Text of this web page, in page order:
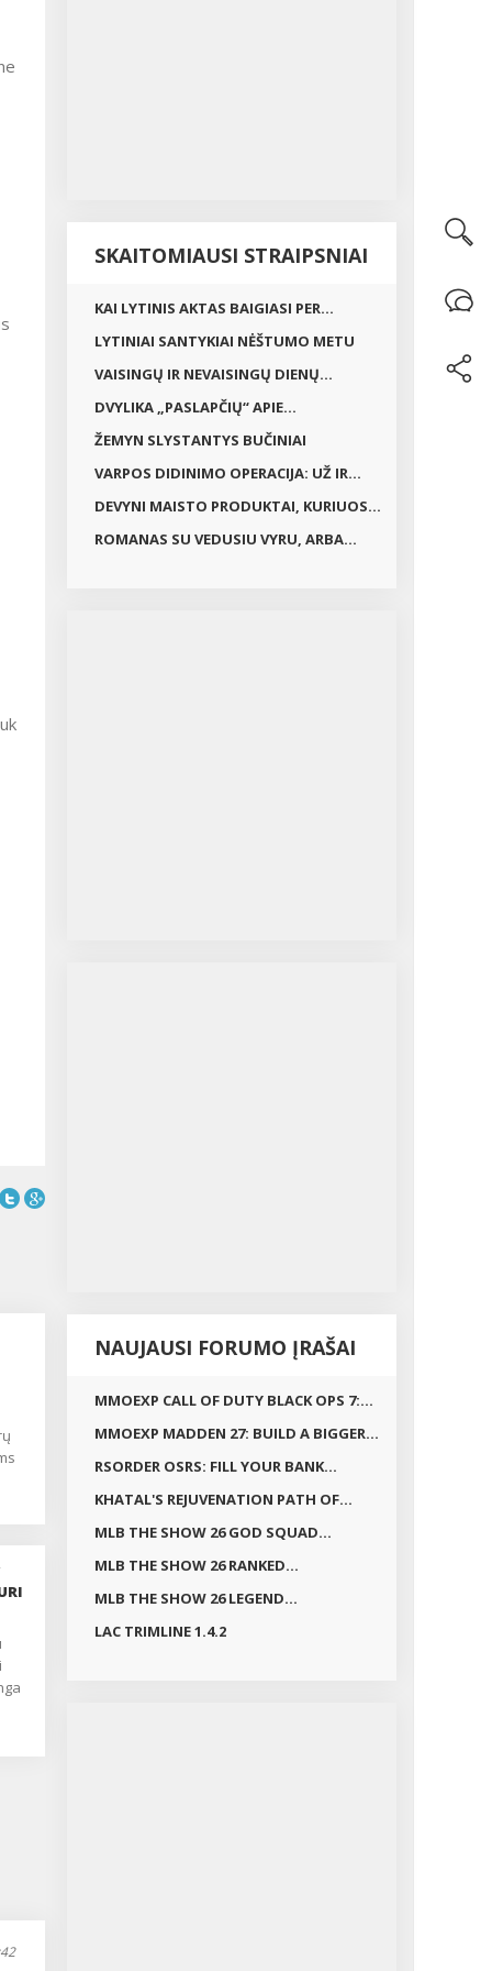
SKAITOMIAUSI STRAIPSNIAI
KAI LYTINIS AKTAS BAIGIASI PER...
LYTINIAI SANTYKIAI NĖŠTUMO METU
VAISINGŲ IR NEVAISINGŲ DIENŲ...
DVYLIKA „PASLAPČIŲ“ APIE...
ŽEMYN SLYSTANTYS BUČINIAI
VARPOS DIDINIMO OPERACIJA: UŽ IR...
DEVYNI MAISTO PRODUKTAI, KURIUOS...
ROMANAS SU VEDUSIU VYRU, ARBA...
NAUJAUSI FORUMO ĮRAŠAI
MMOEXP CALL OF DUTY BLACK OPS 7:...
MMOEXP MADDEN 27: BUILD A BIGGER...
RSORDER OSRS: FILL YOUR BANK...
KHATAL'S REJUVENATION PATH OF...
MLB THE SHOW 26 GOD SQUAD...
MLB THE SHOW 26 RANKED...
MLB THE SHOW 26 LEGEND...
LAC TRIMLINE 1.4.2